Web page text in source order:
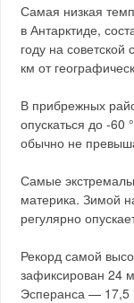
Самая низкая
в Антарктиде,
году на
км от
В прибрежных
опускаться до -60
обычно не
Самые
материка. Зимой
регулярно
Рекорд самой
зафиксирован 24
Эсперанса — 17,5